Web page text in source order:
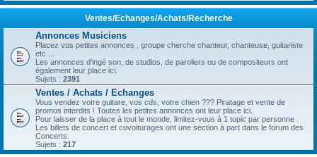
Ventes/Echanges/Achats/Recherche
Annonces Musiciens
Placez vos petites annonces , groupe cherche chanteur, chanteuse, guitariste
etc ...
Les annonces d'ingé son, de studios, de paroliers ou de compositeurs ont
également leur place ici.
Sujets : 2391
Ventes / Achats / Echanges
Vous vendez votre guitare, vos cds, votre chien ??? Piratage et vente de
promos interdits ! Toutes les petites annonces ont leur place ici.
Pour laisser de la place à tout le monde, limitez-vous à 1 topic par personne .
Les billets de concert et covoiturages ont une section à part dans le forum des
Concerts.
Sujets : 217